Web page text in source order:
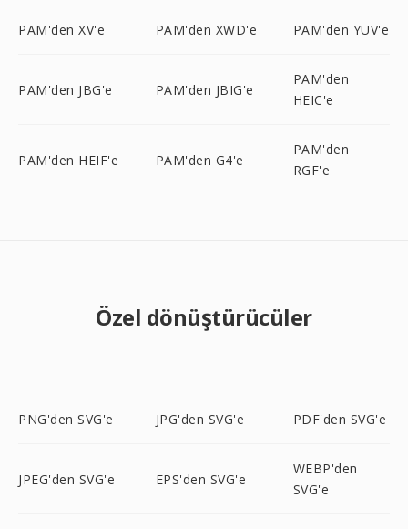
PAM'den XV'e PAM'den XWD'e PAM'den YUV'e
PAM'den JBG'e PAM'den JBIG'e
PAM'den
HEIC'e
PAM'den HEIF'e PAM'den G4'e
PAM'den
RGF'e
Özel dönüştürücüler
PNG'den SVG'e JPG'den SVG'e PDF'den SVG'e
JPEG'den SVG'e EPS'den SVG'e
WEBP'den
SVG'e